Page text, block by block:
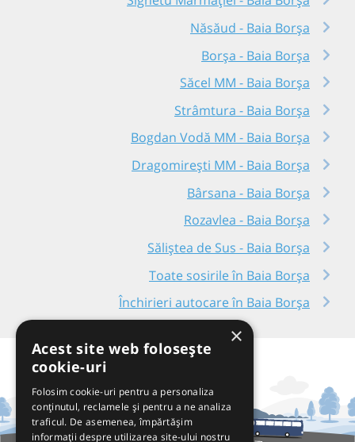
Năsăud - Baia Borşa
Borșa - Baia Borşa
Săcel MM - Baia Borşa
Strâmtura - Baia Borşa
Bogdan Vodă MM - Baia Borşa
Dragomirești MM - Baia Borşa
Bârsana - Baia Borşa
Rozavlea - Baia Borşa
Săliștea de Sus - Baia Borşa
Toate sosirile în Baia Borşa
Închirieri autocare în Baia Borşa
×
Acest site web folosește
cookie-uri
Folosim cookie-uri pentru a personaliza
conținutul, reclamele și pentru a ne analiza
traficul. De asemenea, împărtășim
informații despre utilizarea site-ului nostru